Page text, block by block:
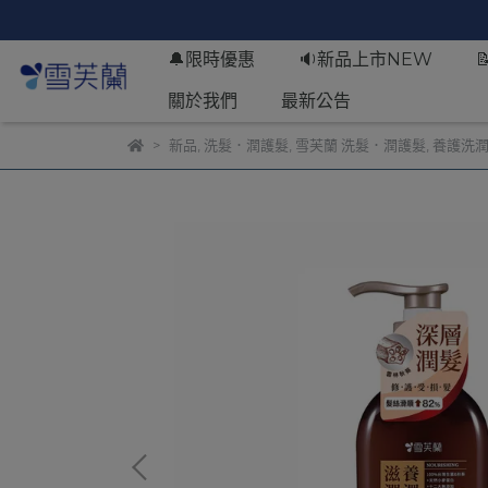
🔔限時優惠 🔉新品上市NEW
關於我們
最新公告
新品 洗髮．潤護髮 雪芙蘭 洗髮．潤護髮 養護洗